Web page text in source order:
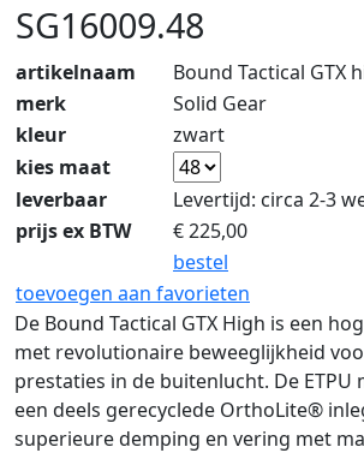
SG16009.48
artikelnaam
Bound Tactical GTX
merk
Solid Gear
kleur
zwart
kies maat
leverbaar
Levertijd: circa 2-3
prijs ex BTW
€225,00
bestel
toevoegen aan favorieten
De Bound Tactical GTX High is een
met revolutionaire beweeglijkheid
prestaties in de buitenlucht. De ETPU
een deels gerecyclede OrthoLite®
superieure demping en vering met